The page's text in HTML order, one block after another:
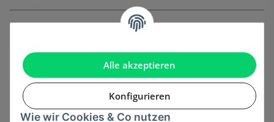
Alle akzeptieren
Konfigurieren
Wie wir Cookies & Co nutzen
Informationen
Gesetzliche Informationen